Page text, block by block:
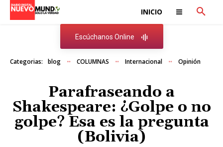
INICIO
Escúchanos Online
Categorias: blog COLUMNAS Internacional Opinión
Parafraseando a
Shakespeare: ¿Golpe o no
golpe? Esa es la pregunta
(Bolivia)